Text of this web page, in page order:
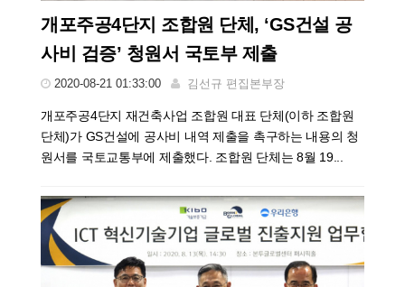
개포주공4단지 조합원 단체, ‘GS건설 공
사비 검증’ 청원서 국토부 제출
2020-08-21 01:33:00 김선규 편집본부장
개포주공4단지 재건축사업 조합원 대표 단체(이하 조합원
단체)가 GS건설에 공사비 내역 제출을 촉구하는 내용의 청
원서를 국토교통부에 제출했다. 조합원 단체는 8월 19...